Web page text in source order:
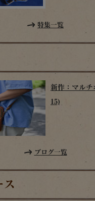
特集一覧
新作：マルチ
15)
ブログ一覧
ス